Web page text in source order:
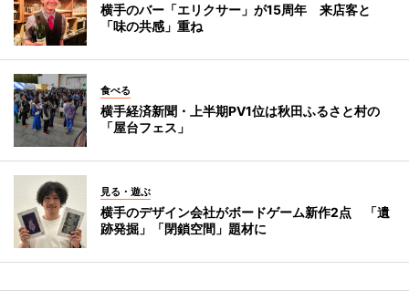
横手のバー「エリクサー」が15周年 来店客と
「味の共感」重ね
食べる
横手経済新聞・上半期PV1位は秋田ふるさと村の
「屋台フェス」
見る・遊ぶ
横手のデザイン会社がボードゲーム新作2点 「遺
跡発掘」「閉鎖空間」題材に